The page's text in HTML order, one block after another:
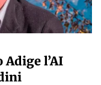
l’AI